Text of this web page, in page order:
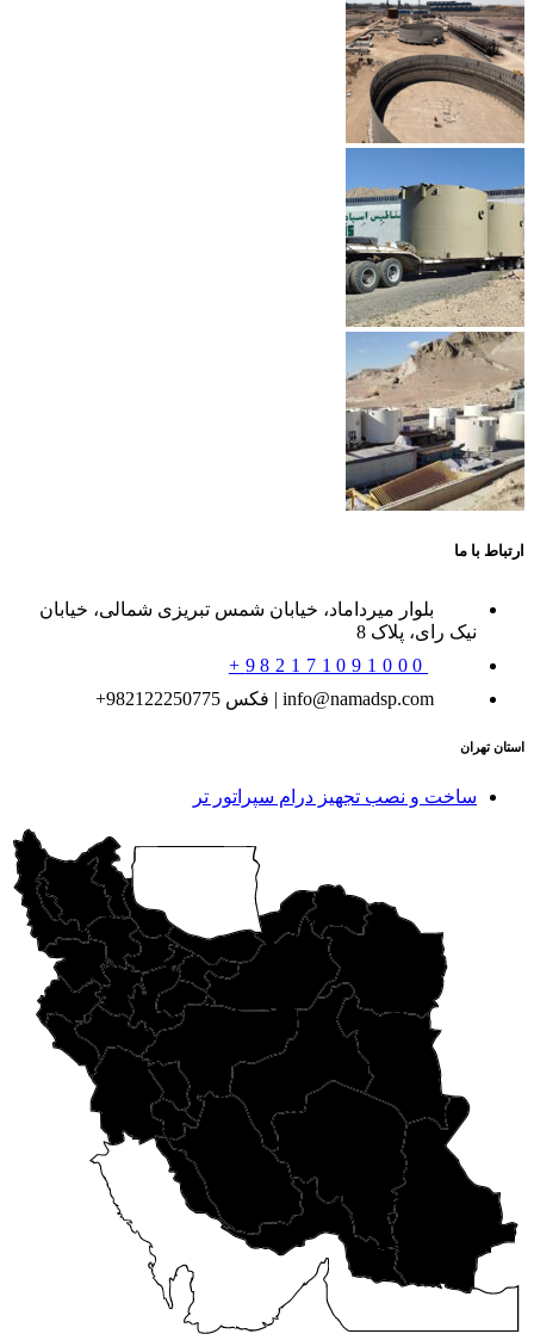
ارتباط با ما
بلوار میرداماد، خیابان شمس تبریزی شمالی، خیابان
نیک رای، پلاک 8
982171091000+
info@namadsp.com | فکس 982122250775+
استان تهران
ساخت و نصب تجهیز درام سپراتور تر